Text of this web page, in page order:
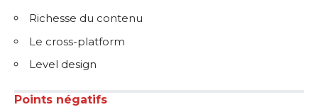
Richesse du contenu
Le cross-platform
Level design
Points négatifs